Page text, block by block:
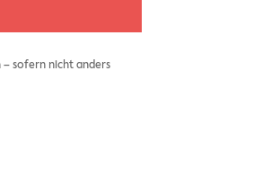
– sofern nicht anders